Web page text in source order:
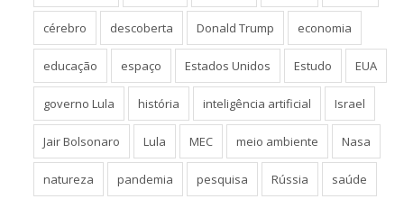
cérebro descoberta Donald Trump economia
educação espaço Estados Unidos Estudo EUA
governo Lula história inteligência artificial Israel
Jair Bolsonaro Lula MEC meio ambiente Nasa
natureza pandemia pesquisa Rússia saúde